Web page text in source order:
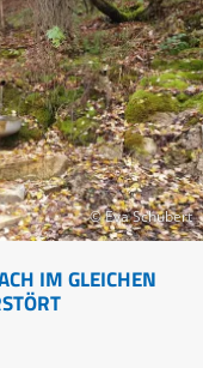
© Eva Schubert
IM GLEICHEN